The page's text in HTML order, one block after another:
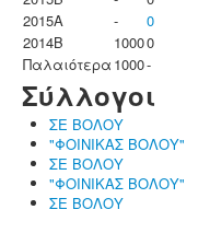
2015A
-
0
2014B
10000
Παλαιότερα 1000-
Σύλλογοι
ΣΕ ΒΟΛΟΥ
"ΦΟΙΝΙΚΑΣ ΒΟΛΟΥ"
ΣΕ ΒΟΛΟΥ
"ΦΟΙΝΙΚΑΣ ΒΟΛΟΥ"
ΣΕ ΒΟΛΟΥ